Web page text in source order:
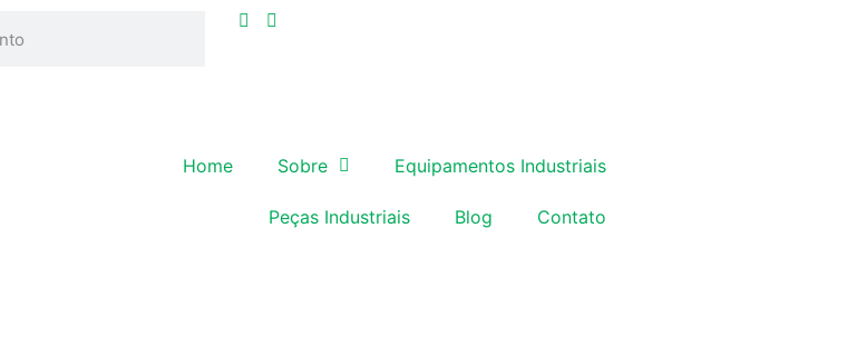
Home Sobre Equipamentos Industriais
Peças Industriais Blog Contato